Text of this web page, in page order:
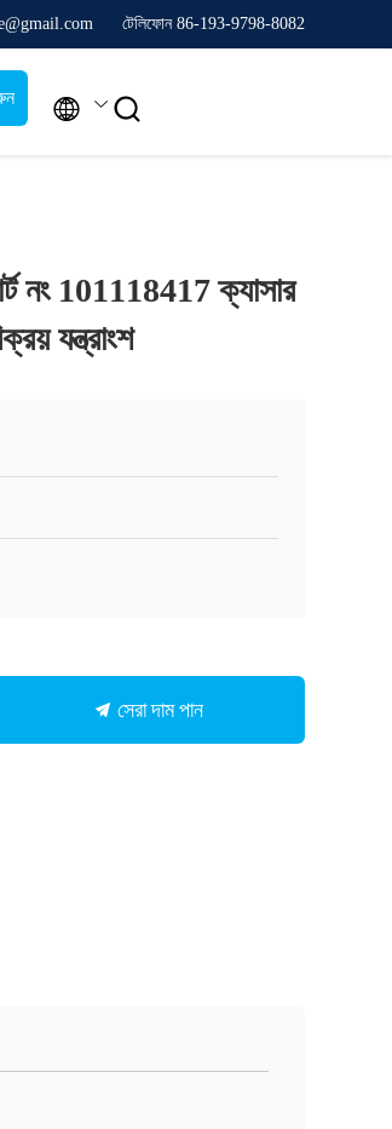
টেলিফোন 86-193-9798-8082
 
নং 101118417 ক্যাসার
যন্ত্রাংশ
সেরা দাম পান